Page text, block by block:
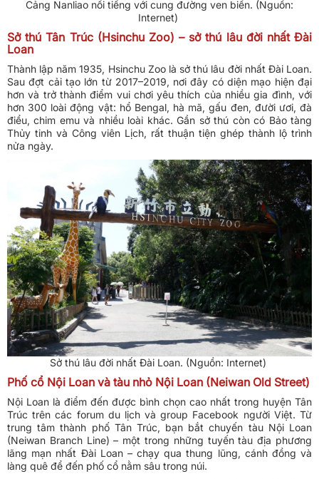
Cảng Nanliao nổi tiếng với cung đường ven biển. (Nguồn:
Internet)
Sở thú Tân Trúc (Hsinchu Zoo) – sở thú lâu đời nhất Đài
Loan
Thành lập năm 1935, Hsinchu Zoo là sở thú lâu đời nhất Đài Loan.
Sau đợt cải tạo lớn từ 2017–2019, nơi đây có diện mạo hiện đại
hơn và trở thành điểm vui chơi yêu thích của nhiều gia đình, với
hơn 300 loài động vật: hổ Bengal, hà mã, gấu đen, đười ươi, đà
điểu, chim emu và nhiều loài khác. Gần sở thú còn có Bảo tàng
Thủy tinh và Công viên Lịch, rất thuận tiện ghép thành lộ trình
nửa ngày.
Sở thú lâu đời nhất Đài Loan. (Nguồn: Internet)
Phố cổ Nội Loan và tàu nhỏ Nội Loan (Neiwan Old Street)
Nội Loan là điểm đến được bình chọn cao nhất trong huyện Tân
Trúc trên các forum du lịch và group Facebook người Việt. Từ
trung tâm thành phố Tân Trúc, bạn bắt chuyến tàu Nội Loan
(Neiwan Branch Line) – một trong những tuyến tàu địa phương
lãng mạn nhất Đài Loan – chạy qua thung lũng, cánh đồng và
làng quê để đến phố cổ nằm sâu trong núi.